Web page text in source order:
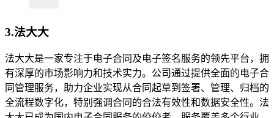
3.法大大
法大大是一家专注于电子合同及电子签名服务的领先平台，拥
有深厚的市场影响力和技术实力。公司通过提供全面的电子合
同管理服务，助力企业实现从合同起草到签署、管理、归档的
全流程数字化，特别强调合同的合法有效性和数据安全性。法